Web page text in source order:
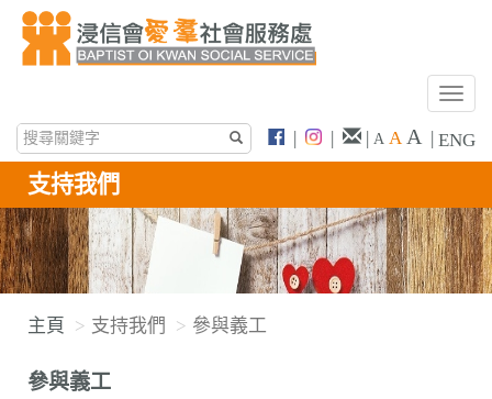
T
g
l
e
n
a
| | | A A A | ENG
支持我們
主頁 支持我們 參與義工
參與義工